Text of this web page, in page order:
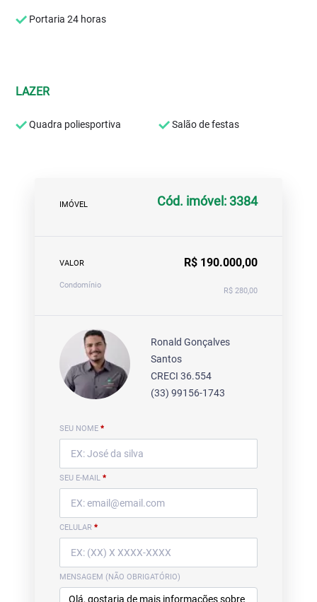
Portaria 24 horas
LAZER
Quadra poliesportiva Salão de festas
IMÓVEL Cód. imóvel: 3384
VALOR R$ 190.000,00
Condomínio
R$ 280,00
Ronald Gonçalves
Santos
CRECI 36.554
(33) 99156-1743
SEU NOME *
SEU E-MAIL *
CELULAR *
MENSAGEM (NÃO OBRIGATÓRIO)